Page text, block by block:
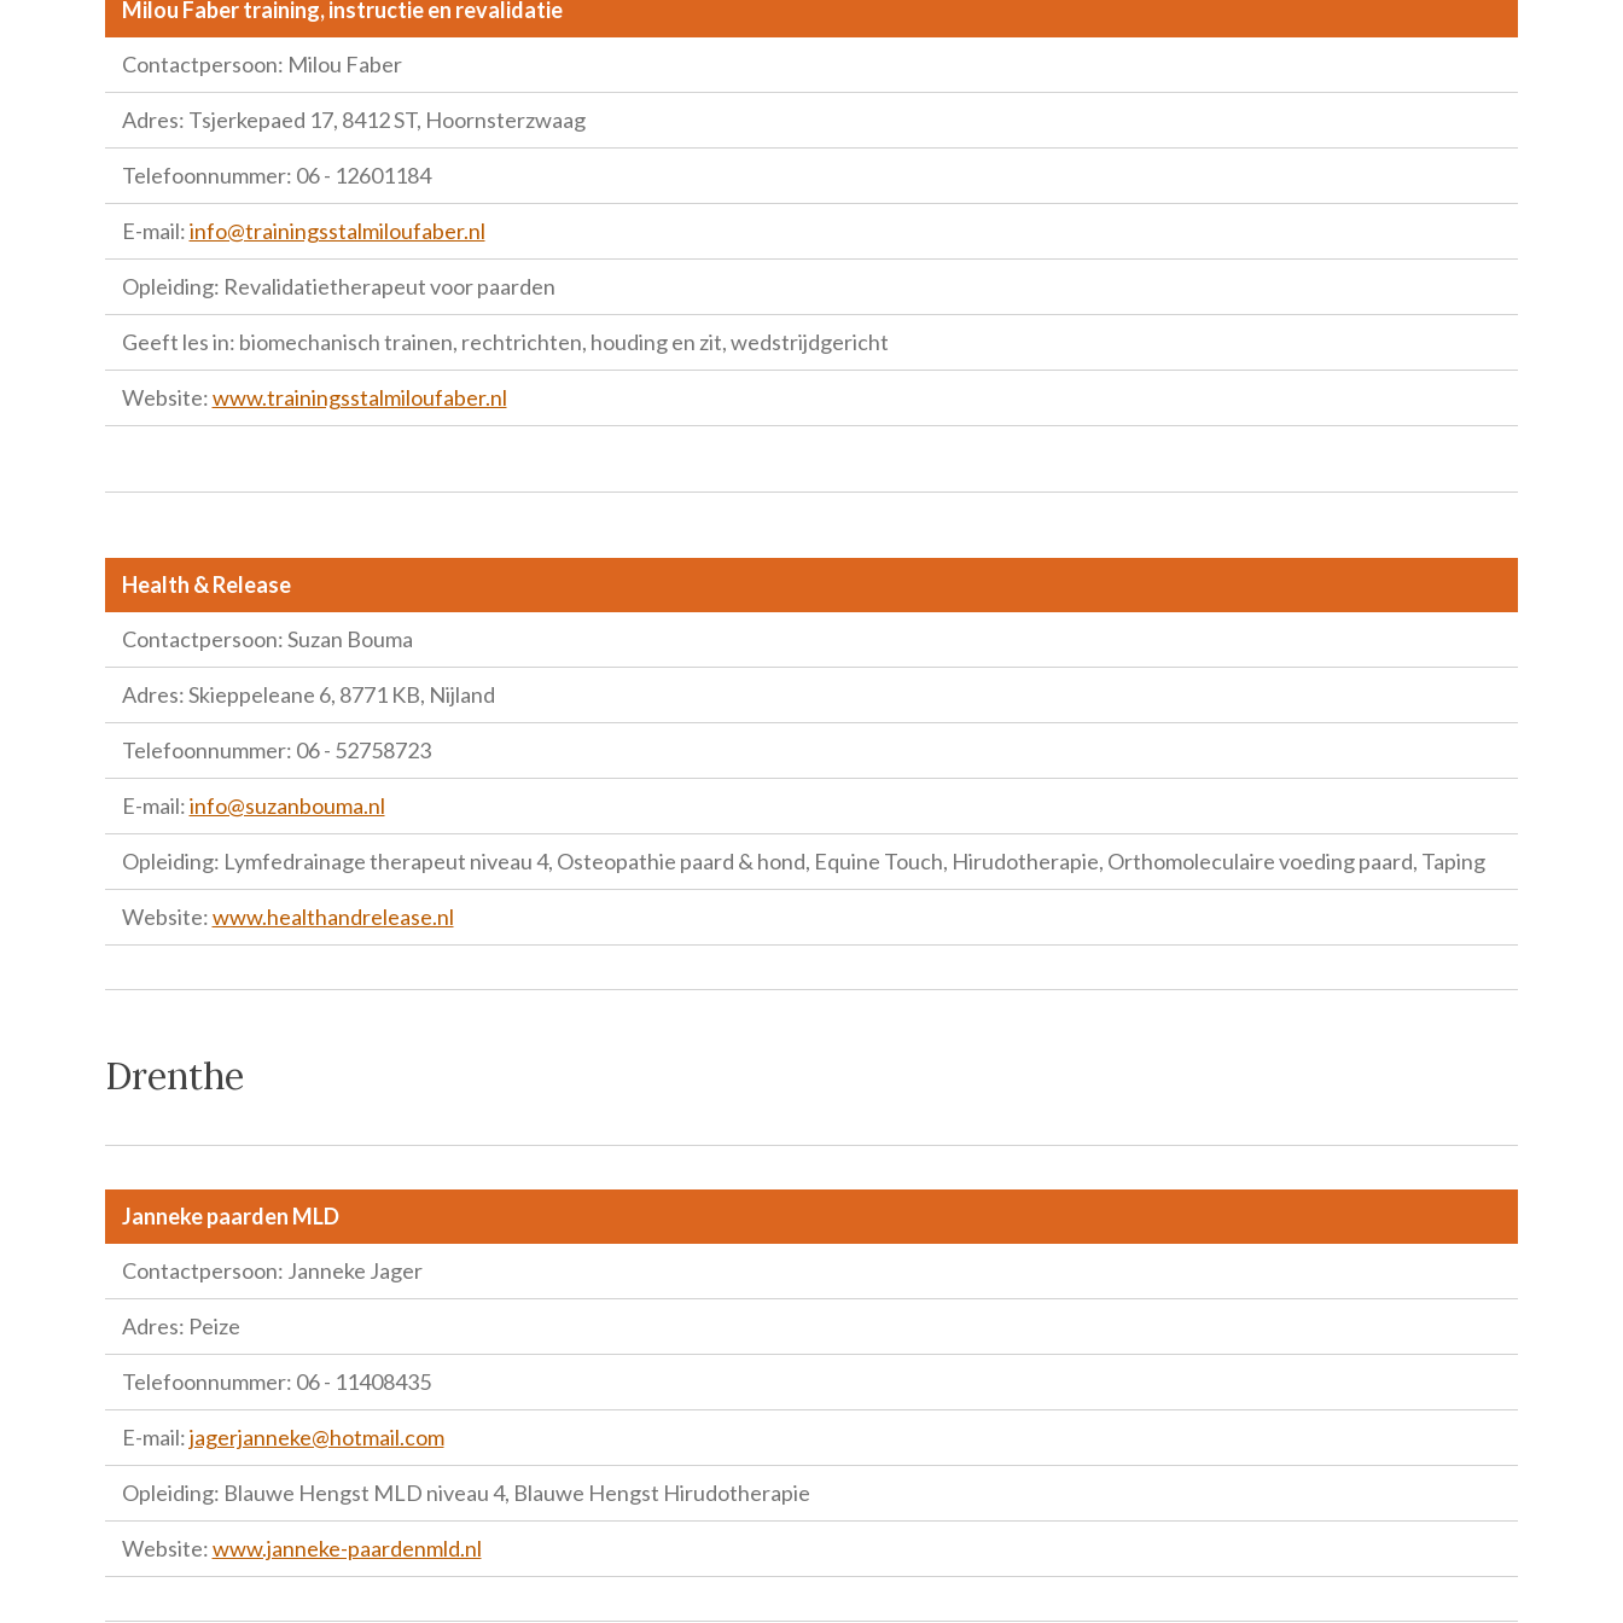
Milou Faber training, instructie en revalidatie
Contactpersoon: Milou Faber
Adres: Tsjerkepaed 17, 8412 ST, Hoornsterzwaag
Telefoonnummer: 06 - 12601184
E-mail:info@trainingsstalmiloufaber.nl
Opleiding: Revalidatietherapeut voor paarden
Geeft les in: biomechanisch trainen, rechtrichten, houding en zit, wedstrijdgericht
Website:www.trainingsstalmiloufaber.nl
Health & Release
Contactpersoon: Suzan Bouma
Adres: Skieppeleane 6, 8771 KB, Nijland
Telefoonnummer: 06 - 52758723
E-mail:info@suzanbouma.nl
Opleiding: Lymfedrainage therapeut niveau 4, Osteopathie paard & hond, Equine Touch, Hirudotherapie, Orthomoleculaire voeding paard, Taping
Website:www.healthandrelease.nl
Drenthe
Janneke paarden MLD
Contactpersoon: Janneke Jager
Adres: Peize
Telefoonnummer: 06 - 11408435
E-mail:jagerjanneke@hotmail.com
Opleiding: Blauwe Hengst MLD niveau 4, Blauwe Hengst Hirudotherapie
Website:www.janneke-paardenmld.nl